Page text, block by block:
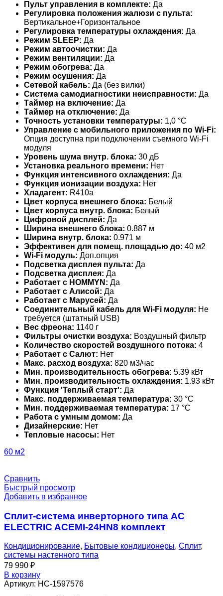
Пульт управления в комплекте: Да
Регулировка положения жалюзи с пульта:
Вертикальное+Горизонтальное
Регулировка температуры охлаждения: Да
Режим SLEEP: Да
Режим автоочистки: Да
Режим вентиляции: Да
Режим обогрева: Да
Режим осушения: Да
Сетевой кабель: Да (без вилки)
Система самодиагностики неисправности: Да
Таймер на включение: Да
Таймер на отключение: Да
Точность установки температуры: 1,0 °С
Управление c мобильного приложения по Wi-Fi:
Опция доступна при подключении съемного Wi-Fi
модуля
Уровень шума внутр. блока: 30 дБ
Установка реального времени: Нет
Функция интенсивного охлаждения: Да
Функция ионизации воздуха: Нет
Хладагент: R410a
Цвет корпуса внешнего блока: Белый
Цвет корпуса внутр. блока: Белый
Цифровой дисплей: Да
Ширина внешнего блока: 0.887 м
Ширина внутр. блока: 0.971 м
Эффективен для помещ. площадью до: 40 м2
Wi-Fi модуль: Доп.опция
Подсветка дисплея пульта: Да
Подсветка дисплея: Да
Работает с HOMMYN: Да
Работает с Алисой: Да
Работает с Марусей: Да
Соединительный кабель для Wi-Fi модуля: Не
требуется (штатный USB)
Вес фреона: 1140 г
Фильтры очистки воздуха: Воздушный фильтр
Количество скоростей воздушного потока: 4
Работает с Салют: Нет
Макс. расход воздуха: 820 м3/час
Мин. производительность обогрева: 5.39 кВт
Мин. производительность охлаждения: 1.93 кВт
Функция 'Теплый старт': Да
Макс. поддерживаемая температура: 30 °С
Мин. поддерживаемая температура: 17 °С
Работа с умным домом: Да
Дизайнерские: Нет
Тепловые насосы: Нет
60 м2
Сравнить
Быстрый просмотр
Добавить в избранное
Сплит-система инверторного типа AC
ELECTRIC ACEMI-24HN8 комплект
Кондиционирование, Бытовые кондиционеры, Сплит,
системы настенного типа
79 990 ₽
В корзину
Артикул: НС-1597576